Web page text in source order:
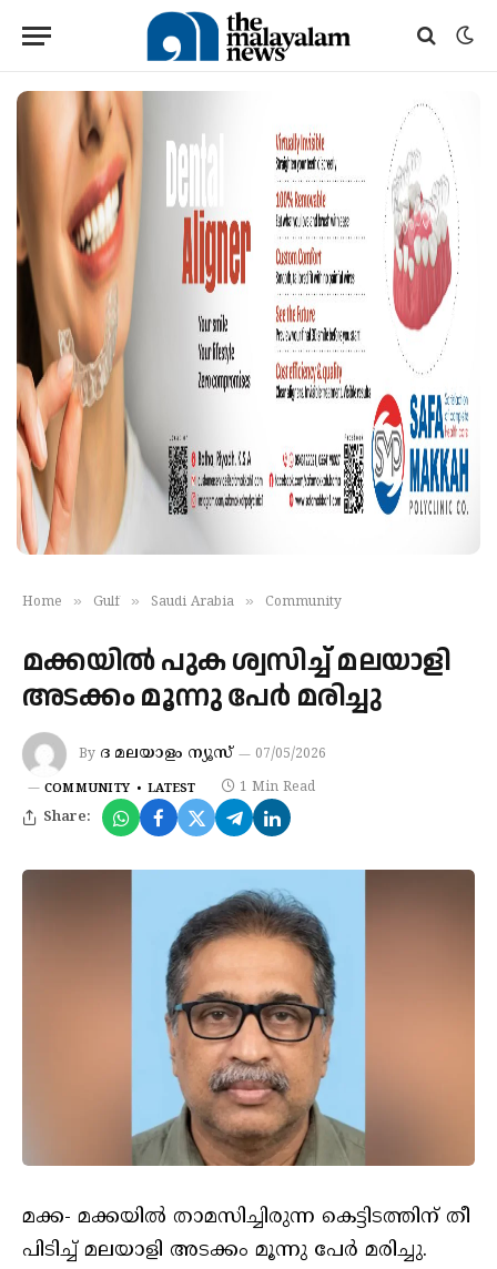
Home » Gulf » Saudi Arabia » Community
മക്കയിൽ പുക ശ്വസിച്ച് മലയാളി
അടക്കം മൂന്നു പേർ മരിച്ചു
By ദ മലയാളം ന്യൂസ് 07/05/2026
COMMUNITY LATEST 1 Min Read
Share:
മക്ക- മക്കയിൽ താമസിച്ചിരുന്ന കെട്ടിടത്തിന് തീ
പിടിച്ച് മലയാളി അടക്കം മൂന്നു പേർ മരിച്ചു.